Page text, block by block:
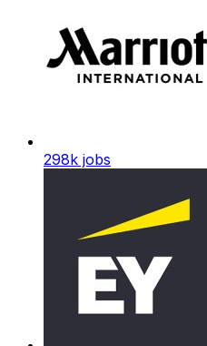
298k jobs